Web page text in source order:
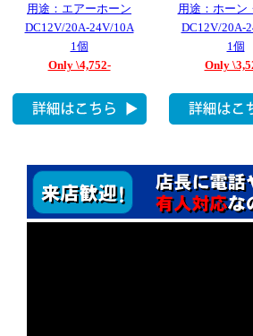
用途：エアーホーン
DC12V/20A-24V/10A
1個
Only \4,752-
用途：ホーン
DC12V/20A-
1個
Only